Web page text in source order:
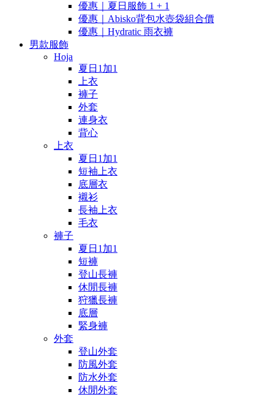
優惠｜夏日服飾 1 + 1
優惠｜Abisko背包水壺袋組合價
優惠｜Hydratic 雨衣褲
男款服飾
Hoja
夏日1加1
上衣
褲子
外套
連身衣
背心
上衣
夏日1加1
短袖上衣
底層衣
襯衫
長袖上衣
毛衣
褲子
夏日1加1
短褲
登山長褲
休閒長褲
狩獵長褲
底層
緊身褲
外套
登山外套
防風外套
防水外套
休閒外套